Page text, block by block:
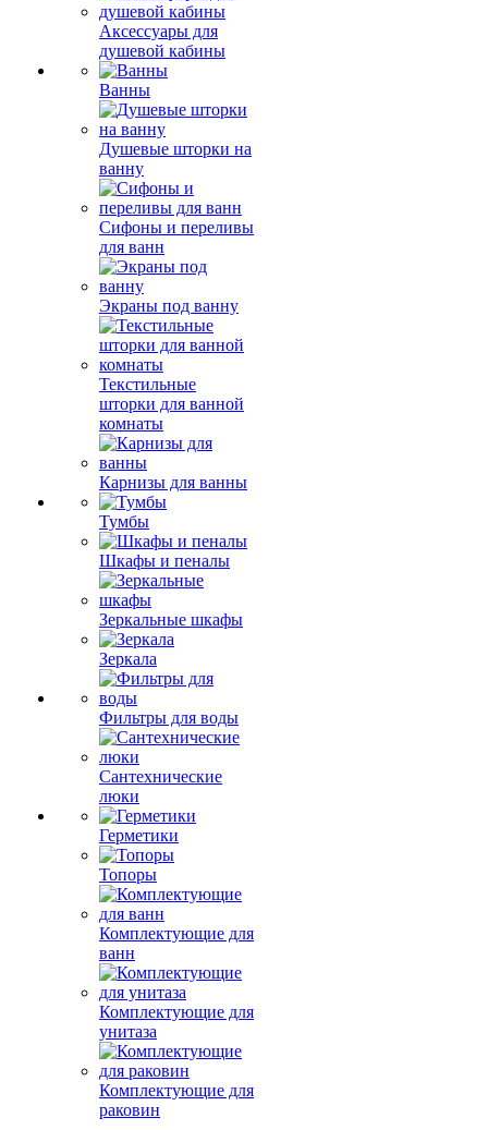
Аксессуары для
душевой кабины
Ванны
Душевые шторки на
ванну
Сифоны и переливы
для ванн
Экраны под ванну
Текстильные
шторки для ванной
комнаты
Карнизы для ванны
Тумбы
Шкафы и пеналы
Зеркальные шкафы
Зеркала
Фильтры для воды
Сантехнические
люки
Герметики
Топоры
Комплектующие для
ванн
Комплектующие для
унитаза
Комплектующие для
раковин